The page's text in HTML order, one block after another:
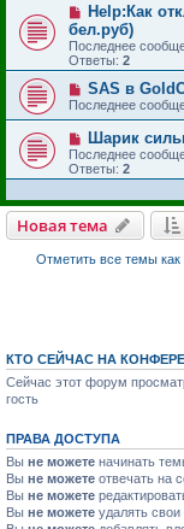
Help:Как
бел.руб)
Последнее
Ответы: 2
SAS в
Последнее
Шарик
Последнее
Ответы: 2
Новая тема
Отметить все темы как
КТО СЕЙЧАС НА
Сейчас этот форум
гость
ПРАВА ДОСТУПА
Вы не можете начинать
Вы не можете отвечать на
Вы не можете
Вы не можете удалять